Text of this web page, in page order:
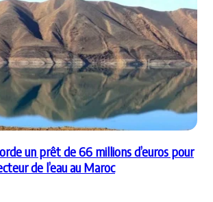
un prêt de 66 millions d’euros pour
de l’eau au Maroc